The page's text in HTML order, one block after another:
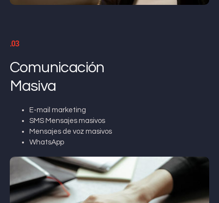
.03
Comunicación
Masiva
E-mail marketing
SMS Mensajes masivos
Mensajes de voz masivos
WhatsApp